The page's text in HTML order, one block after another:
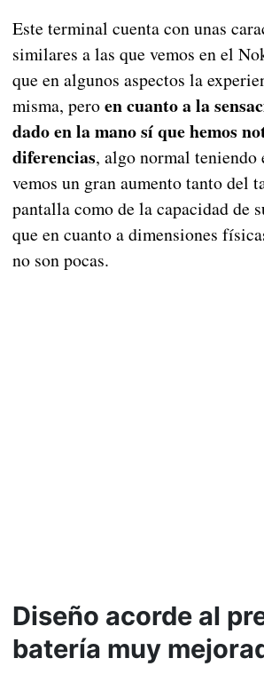
Este terminal cuenta con unas
similares a las que vemos en el
que en algunos aspectos la
misma, peroen cuanto a la
dado en la mano sí que hemos
diferencias, algo normal teniendo
vemos un gran aumento tanto del
pantalla como de la capacidad de
que en cuanto a dimensiones
no son pocas.
Diseño acorde al
batería muy